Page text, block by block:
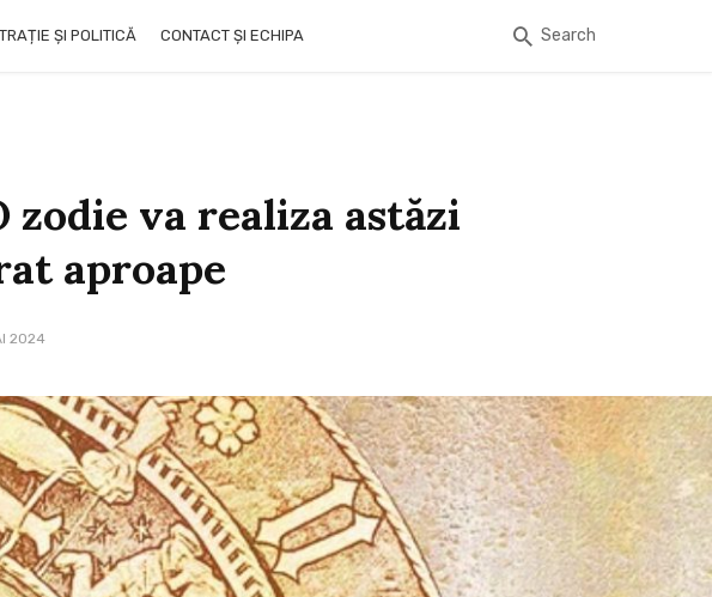
ȘI POLITICĂ CONTACT ȘI ECHIPA Search
zodie va realiza astăzi
aproape
2024